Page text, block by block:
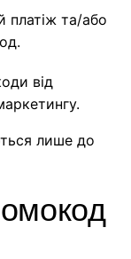
та/або
від
лише до